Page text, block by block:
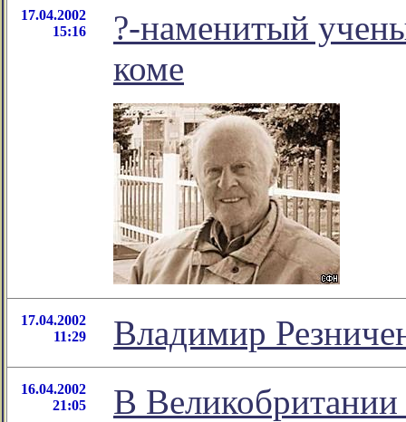
17.04.2002
15:16
?-наменитый
коме
17.04.2002
11:29
Владимир
16.04.2002
21:05
В Великобритании